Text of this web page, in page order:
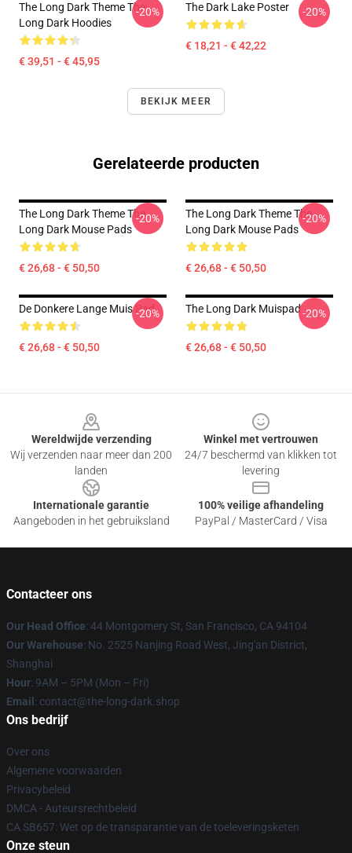
The Long Dark Theme The
Long Dark Hoodies
€ 39,51 - € 45,95
-20% The Dark Lake Poster
€ 18,21 - € 42,22
-20%
BEKIJK MEER
Gerelateerde producten
The Long Dark Theme The
Long Dark Mouse Pads
€ 26,68 - € 50,50
-20%
The Long Dark Theme The
Long Dark Mouse Pads
€ 26,68 - € 50,50
-20%
De Donkere Lange Muis Pad
€ 26,68 - € 50,50
-20% The Long Dark Muispad
€ 26,68 - € 50,50
-20%
Wereldwijde verzending
Wij verzenden naar meer dan 200
landen
Winkel met vertrouwen
24/7 beschermd van klikken tot
levering
Internationale garantie
Aangeboden in het gebruiksland
100% veilige afhandeling
PayPal / MasterCard / Visa
Contacteer ons
Our Head Office: 44 Montgomery St, San Francisco, CA 94104
Our Warehouse: No. 2525 Nanjing Road West, Jing'an District,
Shanghai
Hour: 9AM – 5PM (Mon – Fri)
Email : contact@the-long-dark.shop
Ons bedrijf
Over ons
Algemene voorwaarden
Privacybeleid
DMCA - Auteursrechtbeleid
CA SB657: Wet op de transparantie van de toeleveringsketen
Onze steun